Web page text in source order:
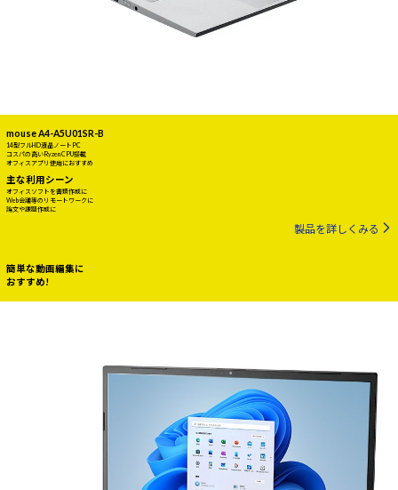
mouse A4-A5U01SR-B
14型フルHD液晶ノートPC
コスパの高いRyzen CPU搭載
オフィスアプリ使用におすすめ
主な利用シーン
オフィスソフトを書類作成に
Web会議等のリモートワークに
論文や課題作成に
製品を詳しくみる
簡単な動画編集に
おすすめ!